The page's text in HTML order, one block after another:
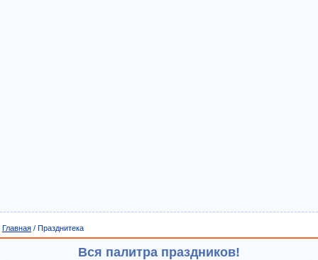
Главная / Празднитека
Вся палитра праздников!